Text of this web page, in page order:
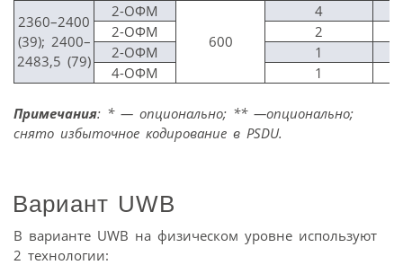
2360–2400
(39); 2400–
2483,5 (79)
2-ОФМ
600
4
2-ОФМ
2
2-ОФМ
1
4-ОФМ
1
Примечания: * — опционально; ** —опционально;
снято избыточное кодирование в PSDU.
Вариант UWB
В варианте UWB на физическом уровне используют
2 технологии: